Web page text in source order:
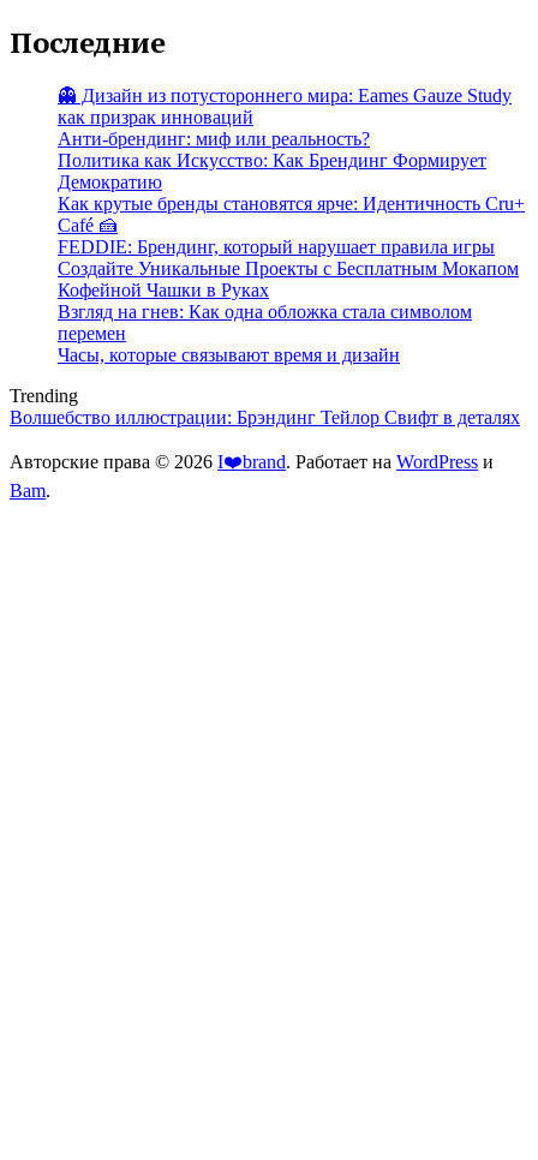
Последние
👻 Дизайн из потустороннего мира: Eames Gauze Study
как призрак инноваций
Анти-брендинг: миф или реальность?
Политика как Искусство: Как Брендинг Формирует
Демократию
Как крутые бренды становятся ярче: Идентичность Cru+
Café 🍰
FEDDIE: Брендинг, который нарушает правила игры
Создайте Уникальные Проекты с Бесплатным Мокапом
Кофейной Чашки в Руках
Взгляд на гнев: Как одна обложка стала символом
перемен
Часы, которые связывают время и дизайн
Trending
Волшебство иллюстрации: Брэндинг Тейлор Свифт в деталях
Авторские права © 2026 I❤️brand. Работает на WordPress и
Bam.